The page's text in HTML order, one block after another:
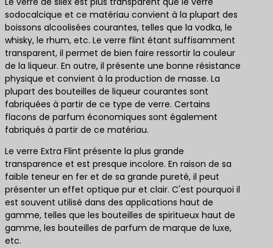
sodocalcique et ce matériau convient à la plupart des
boissons alcoolisées courantes, telles que la vodka, le
whisky, le rhum, etc. Le verre flint étant suffisamment
transparent, il permet de bien faire ressortir la couleur
de la liqueur. En outre, il présente une bonne résistance
physique et convient à la production de masse. La
plupart des bouteilles de liqueur courantes sont
fabriquées à partir de ce type de verre. Certains
flacons de parfum économiques sont également
fabriqués à partir de ce matériau.
Le verre Extra Flint présente la plus grande
transparence et est presque incolore. En raison de sa
faible teneur en fer et de sa grande pureté, il peut
présenter un effet optique pur et clair. C'est pourquoi il
est souvent utilisé dans des applications haut de
gamme, telles que les bouteilles de spiritueux haut de
gamme, les bouteilles de parfum de marque de luxe,
etc.